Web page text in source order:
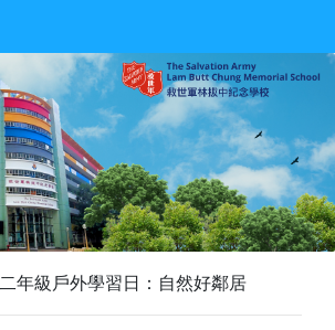
二年級戶外學習日：自然好鄰居